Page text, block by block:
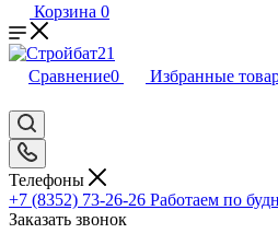
Корзина 0
Сравнение0 Избранные
Телефоны
+7 (8352) 73-26-26 Работаем по
Заказать звонок